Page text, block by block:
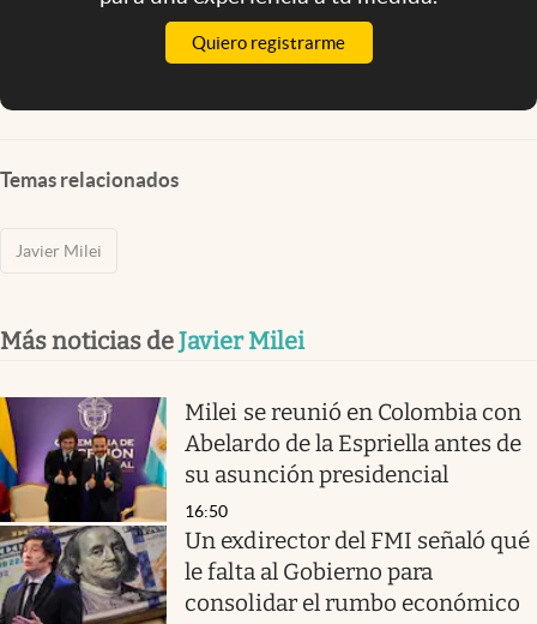
Quiero registrarme
Temas relacionados
Javier Milei
Más noticias deJavier Milei
Milei se reunió en Colombia con
Abelardo de la Espriella antes de
su asunción presidencial
16:50
Un exdirector del FMI señaló qué
le falta al Gobierno para
consolidar el rumbo económico